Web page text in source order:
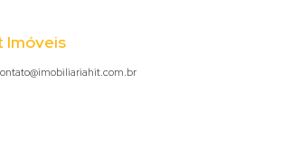
Imóveis